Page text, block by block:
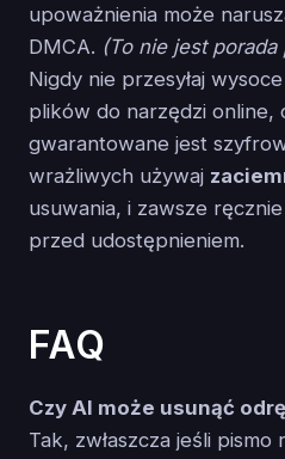
upoważnienia może
DMCA. (To nie jest porada
Nigdy nie przesyłaj
plików do narzędzi online,
gwarantowane jest
wrażliwych używaj
usuwania, i zawsze
przed udostępnieniem.
FAQ
Czy AI może usunąć
Tak, zwłaszcza jeśli